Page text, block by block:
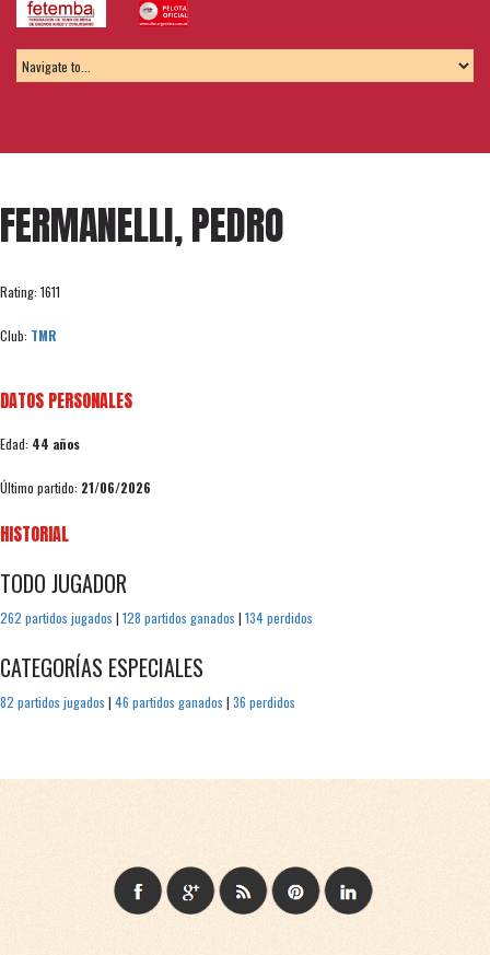
FERMANELLI, PEDRO
Rating: 1611
Club: TMR
DATOS PERSONALES
Edad: 44 años
Último partido: 21/06/2026
HISTORIAL
TODO JUGADOR
262 partidos jugados | 128 partidos ganados | 134 perdidos
CATEGORÍAS ESPECIALES
82 partidos jugados | 46 partidos ganados | 36 perdidos